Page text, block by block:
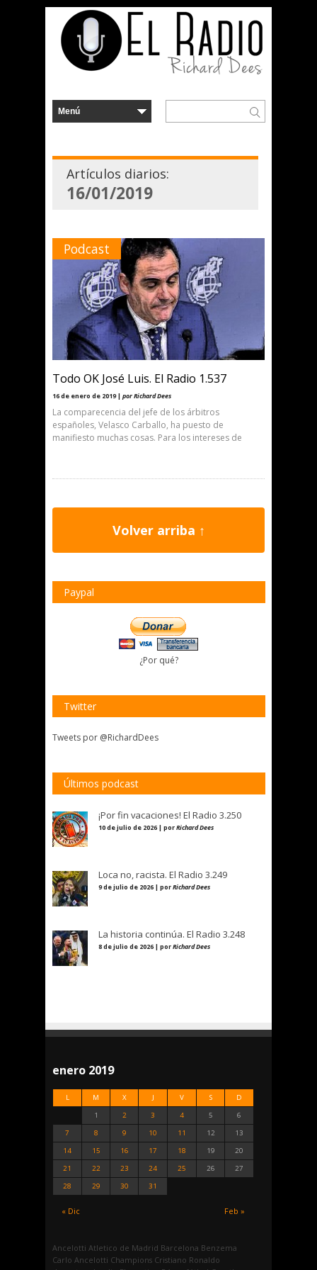
Artículos diarios:
16/01/2019
Podcast
Todo OK José Luis. El Radio 1.537
16 de enero de 2019 | por Richard Dees
La comparecencia del jefe de los árbitros
españoles, Velasco Carballo, ha puesto de
manifiesto muchas cosas. Para los intereses de
Volver arriba ↑
Paypal
¿Por qué?
Twitter
Tweets por @RichardDees
Últimos podcast
¡Por fin vacaciones! El Radio 3.250
10 de julio de 2026 | porRichard Dees
Loca no, racista. El Radio 3.249
9 de julio de 2026 | porRichard Dees
La historia continúa. El Radio 3.248
8 de julio de 2026 | porRichard Dees
enero 2019
L M X J V S D
« Dic Feb »
1 2 3 4 5
6
7
8 9 10 11 12
13
14
15 16 17 18 19
20
21
22 23 24 25 26
27
28
29 30 31
Ancelotti Atletico de Madrid Barcelona Benzema
Carlo Ancelotti Champions Cristiano Ronaldo